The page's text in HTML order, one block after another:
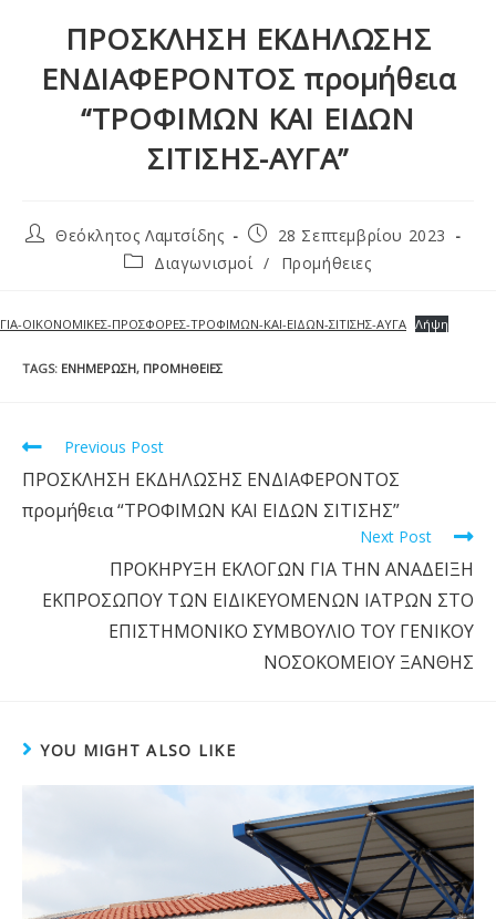
ΠΡΟΣΚΛΗΣΗ ΕΚΔΗΛΩΣΗΣ
ΕΝΔΙΑΦΕΡΟΝΤΟΣ προμήθεια
“ΤΡΟΦΙΜΩΝ ΚΑΙ ΕΙΔΩΝ
ΣΙΤΙΣΗΣ-ΑΥΓΑ”
Θεόκλητος Λαμτσίδης
28 Σεπτεμβρίου 2023
Διαγωνισμοί / Προμήθειες
ΓΙA-ΟΙΚΟΝΟΜΙΚΕΣ-ΠΡΟΣΦΟΡΕΣ-ΤΡΟΦΙΜΩΝ-ΚΑΙ-ΕΙΔΩΝ-ΣΙΤΙΣΗΣ-ΑΥΓΑ Λήψη
TAGS: ΕΝΗΜΈΡΩΣΗ, ΠΡΟΜΉΘΕΙΕΣ
Previous Post
ΠΡΟΣΚΛΗΣΗ ΕΚΔΗΛΩΣΗΣ ΕΝΔΙΑΦΕΡΟΝΤΟΣ
προμήθεια “ΤΡΟΦΙΜΩΝ ΚΑΙ ΕΙΔΩΝ ΣΙΤΙΣΗΣ”
Next Post
ΠΡΟΚΗΡΥΞΗ ΕΚΛΟΓΩΝ ΓΙΑ ΤΗΝ ΑΝΑΔΕΙΞΗ
ΕΚΠΡΟΣΩΠΟΥ ΤΩΝ ΕΙΔΙΚΕΥΟΜΕΝΩΝ ΙΑΤΡΩΝ ΣΤΟ
ΕΠΙΣΤΗΜΟΝΙΚΟ ΣΥΜΒΟΥΛΙΟ ΤΟΥ ΓΕΝΙΚΟΥ
ΝΟΣΟΚΟΜΕΙΟΥ ΞΑΝΘΗΣ
YOU MIGHT ALSO LIKE